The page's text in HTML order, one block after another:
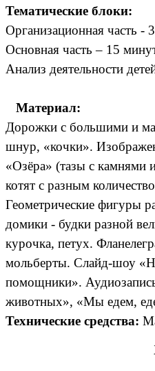
Тематические блоки:
Организационная часть -
Основная часть – 15
Анализ деятельности
Материал:
Дорожки с большими и
шнур, «кочки».
«Озёра» (тазы с камнями
котят с разным
Геометрические фигуры
домики - будки разной
курочка, петух.
мольберты. Слайд-шоу
помощники».
животных», «Мы едем,
Технические средства: